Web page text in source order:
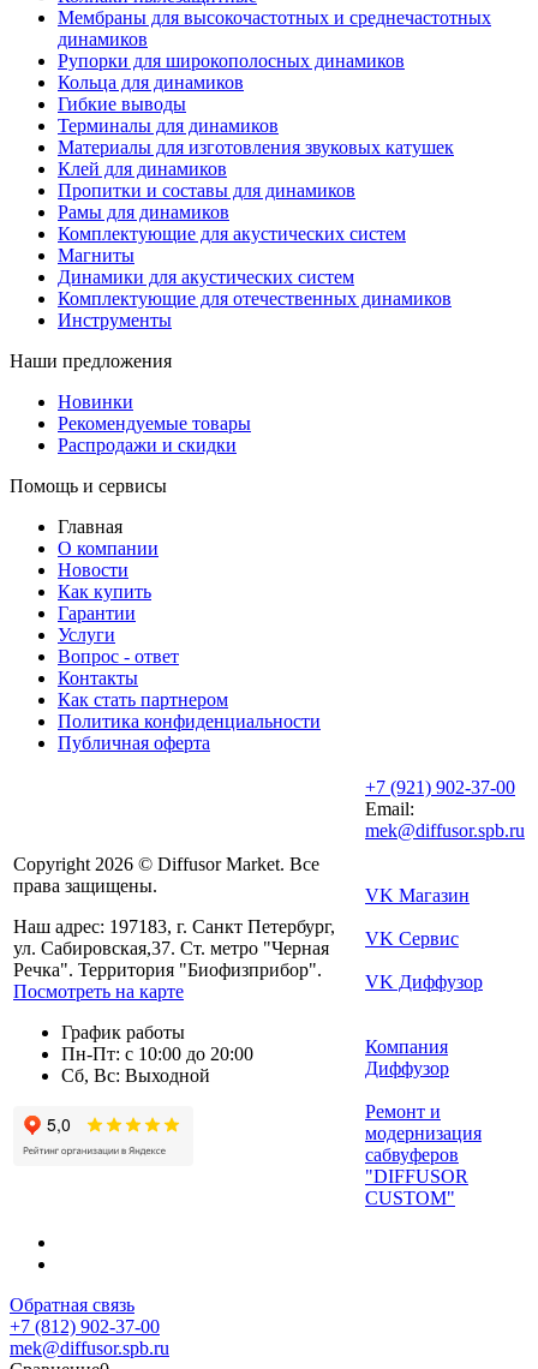
Мембраны для высокочастотных и среднечастотных
динамиков
Рупорки для широкополосных динамиков
Кольца для динамиков
Гибкие выводы
Терминалы для динамиков
Материалы для изготовления звуковых катушек
Клей для динамиков
Пропитки и составы для динамиков
Рамы для динамиков
Комплектующие для акустических систем
Магниты
Динамики для акустических систем
Комплектующие для отечественных динамиков
Инструменты
Наши предложения
Новинки
Рекомендуемые товары
Распродажи и скидки
Помощь и сервисы
Главная
О компании
Новости
Как купить
Гарантии
Услуги
Вопрос - ответ
Контакты
Как стать партнером
Политика конфиденциальности
Публичная оферта
Copyright 2026 © Diffusor Market. Все
права защищены.
Наш адрес: 197183, г. Санкт Петербург,
ул. Сабировская,37. Ст. метро "Черная
Речка". Территория "Биофизприбор".
Посмотреть на карте
График работы
Пн-Пт: с 10:00 до 20:00
Сб, Вс: Выходной
+7 (921) 902-37-00
Email:
mek@diffusor.spb.ru
VK Магазин
VK Сервис
VK Диффузор
Компания
Диффузор
Ремонт и
модернизация
сабвуферов
"DIFFUSOR
CUSTOM"
Обратная связь
+7 (812) 902-37-00
mek@diffusor.spb.ru